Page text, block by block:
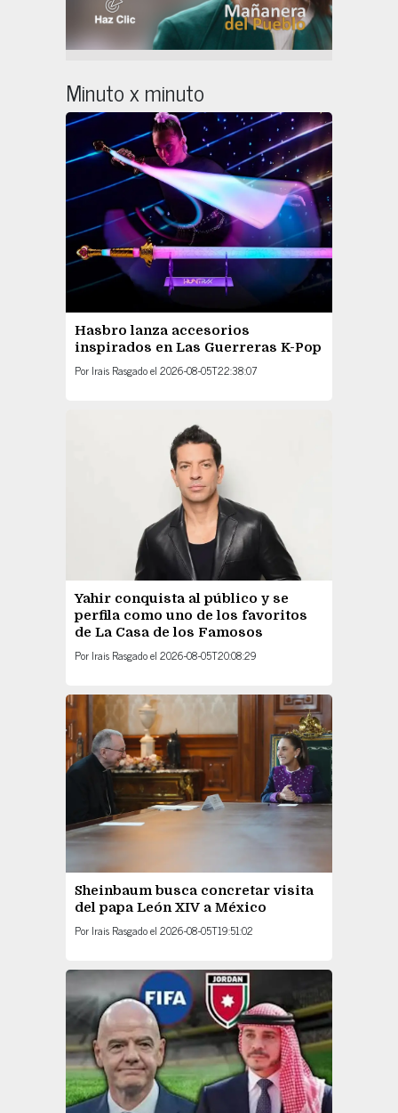
Minuto x minuto
Hasbro lanza accesorios
inspirados en Las Guerreras K-Pop
Por Irais Rasgadoel 2026-08-05T22:38:07
Yahir conquista al público y se
perfila como uno de los favoritos
de La Casa de los Famosos
Por Irais Rasgadoel 2026-08-05T20:08:29
Sheinbaum busca concretar visita
del papa León XIV a México
Por Irais Rasgadoel 2026-08-05T19:51:02